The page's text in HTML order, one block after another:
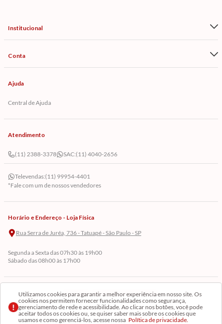
Utilizamos cookies para garantir a melhor experiência em nosso site. Os
cookies nos permitem fornecer funcionalidades como segurança,
gerenciamento de rede e acessibilidade. Ao clicar nos botões, você pode
aceitar todos os cookies ou, se quiser saber mais sobre os cookies que
usamos e como gerenciá-los, acesse nossa Política de privacidade.
Institucional
Conta
Ajuda
Central de Ajuda
Atendimento
(11) 2388-3378 SAC:(11) 4040-2656
Televendas:(11) 99954-4401
*Fale com um de nossos vendedores
Horário e Endereço - Loja Física
Rua Serra de Juréa, 736 - Tatuapé - São Paulo - SP
Segunda a Sexta das 07h30 às 19h00
Sábado das 08h00 às 17h00
Cadastre-se em Nossa Newsletter
Receba as novidades